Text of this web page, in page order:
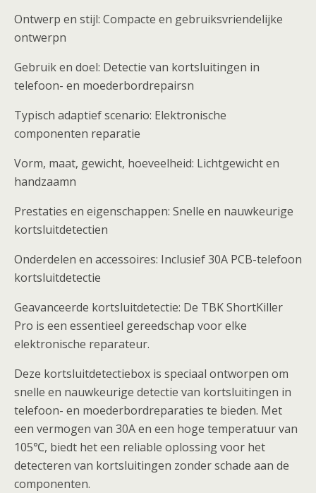
Ontwerp en stijl: Compacte en gebruiksvriendelijke
ontwerpn
Gebruik en doel: Detectie van kortsluitingen in
telefoon- en moederbordrepairsn
Typisch adaptief scenario: Elektronische
componenten reparatie
Vorm, maat, gewicht, hoeveelheid: Lichtgewicht en
handzaamn
Prestaties en eigenschappen: Snelle en nauwkeurige
kortsluitdetectien
Onderdelen en accessoires: Inclusief 30A PCB-telefoon
kortsluitdetectie
Geavanceerde kortsluitdetectie: De TBK ShortKiller
Pro is een essentieel gereedschap voor elke
elektronische reparateur.
Deze kortsluitdetectiebox is speciaal ontworpen om
snelle en nauwkeurige detectie van kortsluitingen in
telefoon- en moederbordreparaties te bieden. Met
een vermogen van 30A en een hoge temperatuur van
105℃, biedt het een reliable oplossing voor het
detecteren van kortsluitingen zonder schade aan de
componenten.